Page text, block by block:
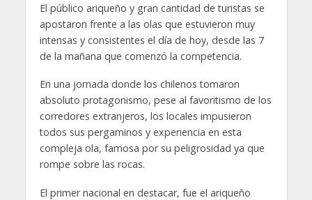
El público ariqueño y gran cantidad de turistas se
apostaron frente a las olas que estuvieron muy
intensas y consistentes el día de hoy, desde las 7
de la mañana que comenzó la competencia.
En una jornada donde los chilenos tomaron
absoluto protagonismo, pese al favoritismo de los
corredores extranjeros, los locales impusieron
todos sus pergaminos y experiencia en esta
compleja ola, famosa por su peligrosidad ya que
rompe sobre las rocas.
El primer nacional en destacar, fue el ariqueño